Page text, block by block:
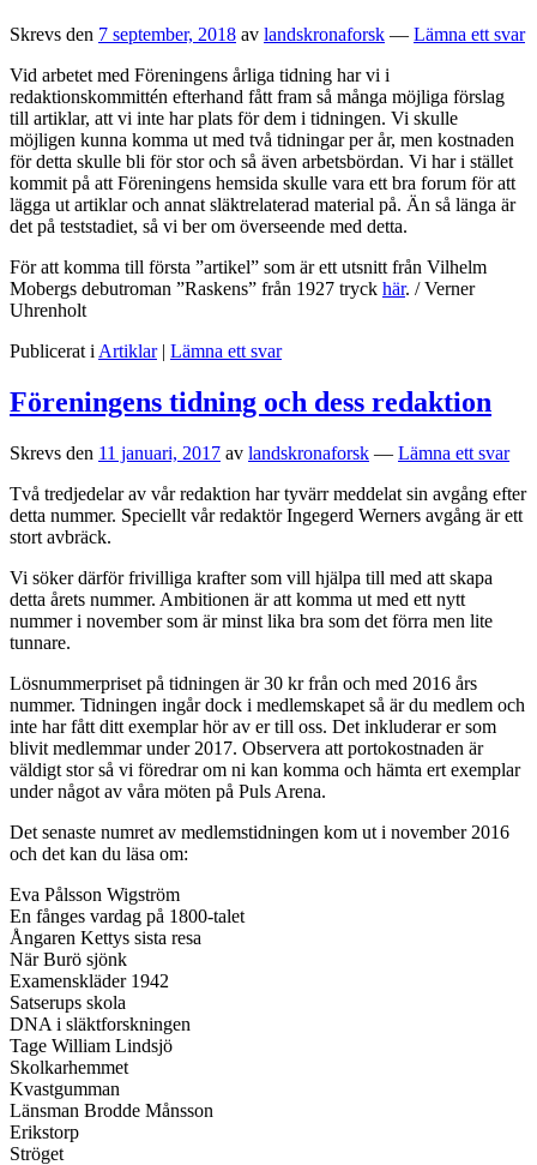
Skrevs den 7 september, 2018 av landskronaforsk — Lämna ett svar
Vid arbetet med Föreningens årliga tidning har vi i
redaktionskommittén efterhand fått fram så många möjliga förslag
till artiklar, att vi inte har plats för dem i tidningen. Vi skulle
möjligen kunna komma ut med två tidningar per år, men kostnaden
för detta skulle bli för stor och så även arbetsbördan. Vi har i stället
kommit på att Föreningens hemsida skulle vara ett bra forum för att
lägga ut artiklar och annat släktrelaterad material på. Än så länga är
det på teststadiet, så vi ber om överseende med detta.
För att komma till första ”artikel” som är ett utsnitt från Vilhelm
Mobergs debutroman ”Raskens” från 1927 tryck här. / Verner
Uhrenholt
Publicerat i Artiklar | Lämna ett svar
Föreningens tidning och dess redaktion
Skrevs den 11 januari, 2017 av landskronaforsk — Lämna ett svar
Två tredjedelar av vår redaktion har tyvärr meddelat sin avgång efter
detta nummer. Speciellt vår redaktör Ingegerd Werners avgång är ett
stort avbräck.
Vi söker därför frivilliga krafter som vill hjälpa till med att skapa
detta årets nummer. Ambitionen är att komma ut med ett nytt
nummer i november som är minst lika bra som det förra men lite
tunnare.
Lösnummerpriset på tidningen är 30 kr från och med 2016 års
nummer. Tidningen ingår dock i medlemskapet så är du medlem och
inte har fått ditt exemplar hör av er till oss. Det inkluderar er som
blivit medlemmar under 2017. Observera att portokostnaden är
väldigt stor så vi föredrar om ni kan komma och hämta ert exemplar
under något av våra möten på Puls Arena.
Det senaste numret av medlemstidningen kom ut i november 2016
och det kan du läsa om:
Eva Pålsson Wigström
En fånges vardag på 1800-talet
Ångaren Kettys sista resa
När Burö sjönk
Examenskläder 1942
Satserups skola
DNA i släktforskningen
Tage William Lindsjö
Skolkarhemmet
Kvastgumman
Länsman Brodde Månsson
Erikstorp
Ströget